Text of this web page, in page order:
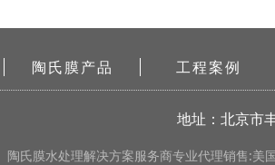
陶氏膜产品 工程案例
地址：北京市
陶氏膜水处理解决方案服务商专业代理销售:美